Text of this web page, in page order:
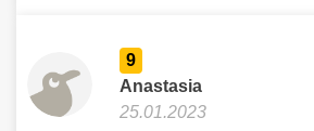
9
Anastasia
25.01.2023